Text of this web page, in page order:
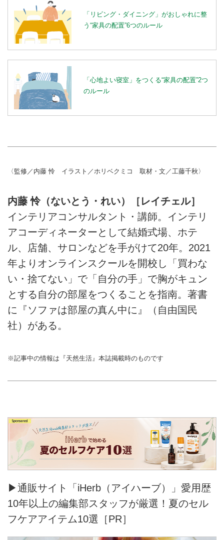
「リビング・ダイニング」がおしゃれに整
う“家具の配置”6つのルール
「心地よい寝室」をつくる“家具の配置”2つ
のルール
〈監修／内藤 怜 イラスト／ホリベクミコ 取材・文／工藤千秋〉
内藤 怜（ないとう・れい）［レイチェル］
インテリアコンサルタント・講師。インテリ
アコーディネーターとして結婚式場、ホテ
ル、店舗、サロンなどを手がけて20年。2021
年よりオンラインスクールを開校し「買わな
い・捨てない」で「自分の手」で胸がキュン
とする自分の部屋をつくることを指南。著書
に『ソファは部屋の真ん中に』（自由国民
社）がある。
※記事中の情報は『天然生活』本誌掲載時のものです
▶通販サイト「iHerb（アイハーブ）」愛用歴
10年以上の編集部スタッフが厳選！夏のセル
フケアアイテム10選［PR］